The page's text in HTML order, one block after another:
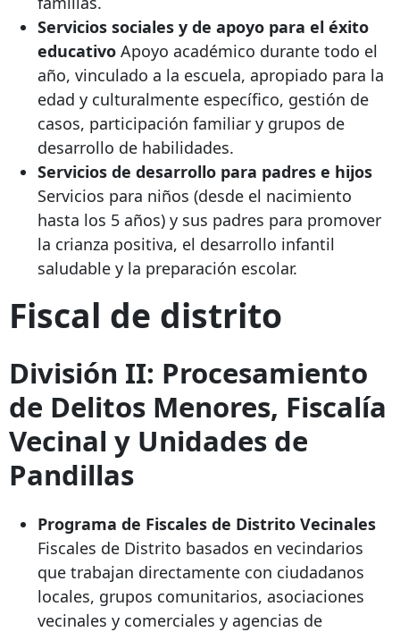
Servicios sociales y de apoyo para el éxito
educativo Apoyo académico durante todo el
año, vinculado a la escuela, apropiado para la
edad y culturalmente específico, gestión de
casos, participación familiar y grupos de
desarrollo de habilidades.
Servicios de desarrollo para padres e hijos
Servicios para niños (desde el nacimiento
hasta los 5 años) y sus padres para promover
la crianza positiva, el desarrollo infantil
saludable y la preparación escolar.
Fiscal de distrito
División II: Procesamiento
de Delitos Menores, Fiscalía
Vecinal y Unidades de
Pandillas
Programa de Fiscales de Distrito Vecinales
Fiscales de Distrito basados ​​en vecindarios
que trabajan directamente con ciudadanos
locales, grupos comunitarios, asociaciones
vecinales y comerciales y agencias de